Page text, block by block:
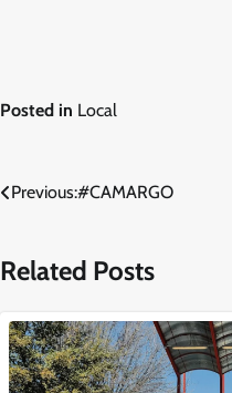
Posted in Local
Navegación
entradas
Previous:#CAMARGO
Related Posts